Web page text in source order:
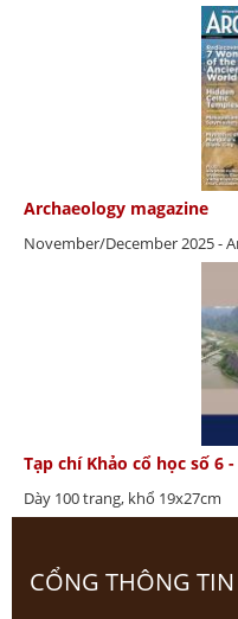
Archaeology magazine
November/December 2025 -
Tạp chí Khảo cổ học số 6 -
Dày 100 trang, khổ 19x27cm
CỔNG THÔNG